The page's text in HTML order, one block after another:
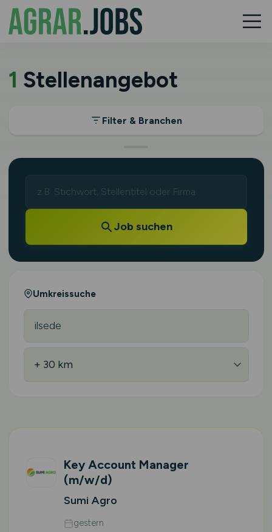
1 Stellenangebot
Filter & Branchen
Job suchen
Umkreissuche
Key Account Manager
(m/w/d)
Sumi Agro
gestern